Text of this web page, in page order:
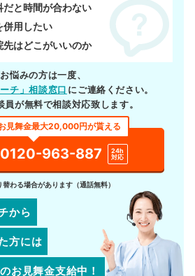
だと時間が合わない
併用したい
先はどこがいいのか
悩みの方は一度、
チ」相談窓口 にご連絡ください。
員が無料で相談対応致します。
見舞金最大20,000円が貰える
0120-963-887
24h
対応
わる場合があります（通話無料）
から
方には
のお見舞金支給中！